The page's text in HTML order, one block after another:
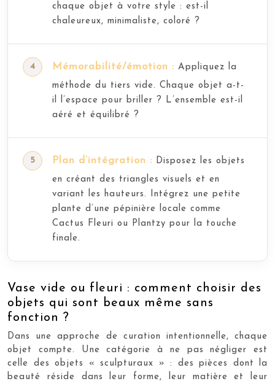
chaque objet à votre style : est-il
chaleureux, minimaliste, coloré ?
Mémorabilité/émotion : Appliquez la
méthode du tiers vide. Chaque objet a-t-
il l’espace pour briller ? L’ensemble est-il
aéré et équilibré ?
Plan d’intégration : Disposez les objets
en créant des triangles visuels et en
variant les hauteurs. Intégrez une petite
plante d’une pépinière locale comme
Cactus Fleuri ou Plantzy pour la touche
finale.
Vase vide ou fleuri : comment choisir des
objets qui sont beaux même sans
fonction ?
Dans une approche de curation intentionnelle, chaque
objet compte. Une catégorie à ne pas négliger est
celle des objets « sculpturaux » : des pièces dont la
beauté réside dans leur forme, leur matière et leur